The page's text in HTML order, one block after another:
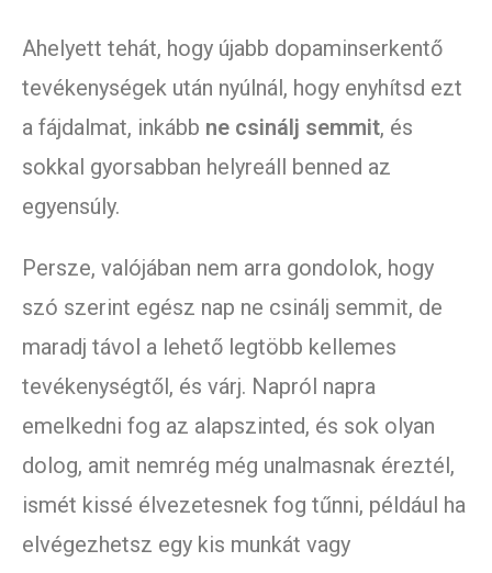
Ahelyett tehát, hogy újabb dopaminserkentő
tevékenységek után nyúlnál, hogy enyhítsd ezt
a fájdalmat, inkább ne csinálj semmit, és
sokkal gyorsabban helyreáll benned az
egyensúly.
Persze, valójában nem arra gondolok, hogy
szó szerint egész nap ne csinálj semmit, de
maradj távol a lehető legtöbb kellemes
tevékenységtől, és várj. Napról napra
emelkedni fog az alapszinted, és sok olyan
dolog, amit nemrég még unalmasnak éreztél,
ismét kissé élvezetesnek fog tűnni, például ha
elvégezhetsz egy kis munkát vagy